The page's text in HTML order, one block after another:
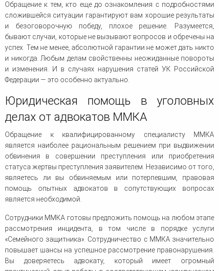
Обращение к тем, кто еще до ознакомления с подробностями
сложившейся ситуации гарантируют вам хорошие результаты
и безоговорочную победу, плохое решение. Разумеется,
бывают случаи, которые не вызывают вопросов и обречены на
успех. Тем не менее, абсолютной гарантии не может дать никто
и никогда. Любым делам свойственны неожиданные повороты
и изменения. И в случаях нарушения статей УК Российской
Федерации — это особенно актуально.
Юридическая помощь в уголовных
делах от адвокатов ММКА
Обращение к квалифицированному специалисту ММКА
является наиболее рациональным решением при выдвижении
обвинения в совершении преступления или приобретения
статуса жертвы преступления заявителем. Независимо от того,
являетесь ли вы обвиняемым или потерпевшим, правовая
помощь опытных адвокатов в сопутствующих вопросах
является необходимой.
Сотрудники ММКА готовы предложить помощь на любом этапе
рассмотрения инцидента, в том числе в порядке услуги
«Семейного защитника». Сотрудничество с ММКА значительно
повышает шансы на успешное рассмотрение правонарушения.
Вы доверяетесь адвокату, который имеет огромный